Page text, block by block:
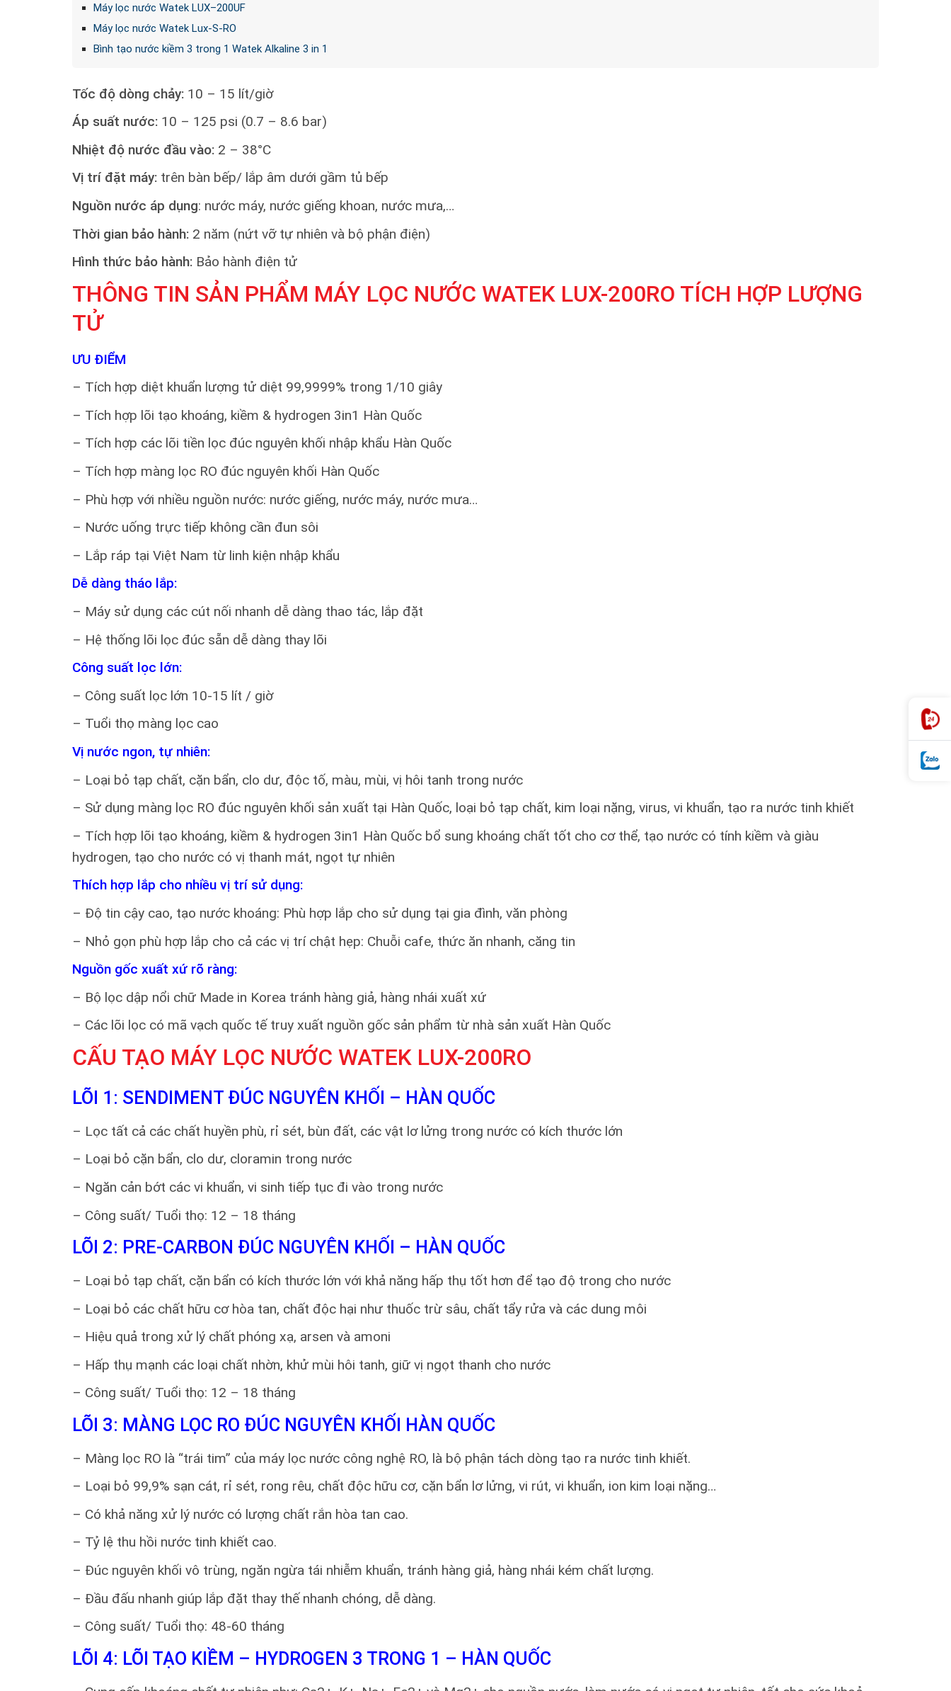
Máy lọc nước Watek LUX–200UF
Máy lọc nước Watek Lux-S-RO
Bình tạo nước kiềm 3 trong 1 Watek Alkaline 3 in 1
Tốc độ dòng chảy: 10 – 15 lít/giờ
Áp suất nước: 10 – 125 psi (0.7 – 8.6 bar)
Nhiệt độ nước đầu vào: 2 – 38°C
Vị trí đặt máy: trên bàn bếp/ lắp âm dưới gầm tủ bếp
Nguồn nước áp dụng: nước máy, nước giếng khoan, nước mưa,…
Thời gian bảo hành: 2 năm (nứt vỡ tự nhiên và bộ phận điện)
Hình thức bảo hành: Bảo hành điện tử
THÔNG TIN SẢN PHẨM MÁY LỌC NƯỚC WATEK LUX-200RO TÍCH HỢP LƯỢNG
TỬ
ƯU ĐIỂM
– Tích hợp diệt khuẩn lượng tử diệt 99,9999% trong 1/10 giây
– Tích hợp lõi tạo khoáng, kiềm & hydrogen 3in1 Hàn Quốc
– Tích hợp các lõi tiền lọc đúc nguyên khối nhập khẩu Hàn Quốc
– Tích hợp màng lọc RO đúc nguyên khối Hàn Quốc
– Phù hợp với nhiều nguồn nước: nước giếng, nước máy, nước mưa…
– Nước uống trực tiếp không cần đun sôi
– Lắp ráp tại Việt Nam từ linh kiện nhập khẩu
Dễ dàng tháo lắp:
– Máy sử dụng các cút nối nhanh dễ dàng thao tác, lắp đặt
– Hệ thống lõi lọc đúc sẵn dễ dàng thay lõi
Công suất lọc lớn:
– Công suất lọc lớn 10-15 lít / giờ
– Tuổi thọ màng lọc cao
Vị nước ngon, tự nhiên:
– Loại bỏ tạp chất, cặn bẩn, clo dư, độc tố, màu, mùi, vị hôi tanh trong nước
– Sử dụng màng lọc RO đúc nguyên khối sản xuất tại Hàn Quốc, loại bỏ tạp chất, kim loại nặng, virus, vi khuẩn, tạo ra nước tinh khiết
– Tích hợp lõi tạo khoáng, kiềm & hydrogen 3in1 Hàn Quốc bổ sung khoáng chất tốt cho cơ thể, tạo nước có tính kiềm và giàu
hydrogen, tạo cho nước có vị thanh mát, ngọt tự nhiên
Thích hợp lắp cho nhiều vị trí sử dụng:
– Độ tin cậy cao, tạo nước khoáng: Phù hợp lắp cho sử dụng tại gia đình, văn phòng
– Nhỏ gọn phù hợp lắp cho cả các vị trí chật hẹp: Chuỗi cafe, thức ăn nhanh, căng tin
Nguồn gốc xuất xứ rõ ràng:
– Bộ lọc dập nổi chữ Made in Korea tránh hàng giả, hàng nhái xuất xứ
– Các lõi lọc có mã vạch quốc tế truy xuất nguồn gốc sản phẩm từ nhà sản xuất Hàn Quốc
CẤU TẠO MÁY LỌC NƯỚC WATEK LUX-200RO
LÕI 1: SENDIMENT ĐÚC NGUYÊN KHỐI – HÀN QUỐC
– Lọc tất cả các chất huyền phù, rỉ sét, bùn đất, các vật lơ lửng trong nước có kích thước lớn
– Loại bỏ cặn bẩn, clo dư, cloramin trong nước
– Ngăn cản bớt các vi khuẩn, vi sinh tiếp tục đi vào trong nước
– Công suất/ Tuổi thọ: 12 – 18 tháng
LÕI 2: PRE-CARBON ĐÚC NGUYÊN KHỐI – HÀN QUỐC
– Loại bỏ tạp chất, cặn bẩn có kích thước lớn với khả năng hấp thụ tốt hơn để tạo độ trong cho nước
– Loại bỏ các chất hữu cơ hòa tan, chất độc hại như thuốc trừ sâu, chất tẩy rửa và các dung môi
– Hiệu quả trong xử lý chất phóng xạ, arsen và amoni
– Hấp thụ mạnh các loại chất nhờn, khử mùi hôi tanh, giữ vị ngọt thanh cho nước
– Công suất/ Tuổi thọ: 12 – 18 tháng
LÕI 3: MÀNG LỌC RO ĐÚC NGUYÊN KHỐI HÀN QUỐC
– Màng lọc RO là “trái tim” của máy lọc nước công nghệ RO, là bộ phận tách dòng tạo ra nước tinh khiết.
– Loại bỏ 99,9% sạn cát, rỉ sét, rong rêu, chất độc hữu cơ, cặn bẩn lơ lửng, vi rút, vi khuẩn, ion kim loại nặng…
– Có khả năng xử lý nước có lượng chất rắn hòa tan cao.
– Tỷ lệ thu hồi nước tinh khiết cao.
– Đúc nguyên khối vô trùng, ngăn ngừa tái nhiễm khuẩn, tránh hàng giả, hàng nhái kém chất lượng.
– Đầu đấu nhanh giúp lắp đặt thay thế nhanh chóng, dễ dàng.
– Công suất/ Tuổi thọ: 48-60 tháng
LÕI 4: LÕI TẠO KIỀM – HYDROGEN 3 TRONG 1 – HÀN QUỐC